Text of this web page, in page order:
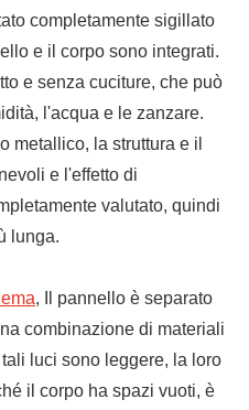
completamente sigillato
e il corpo sono integrati.
e senza cuciture, che può
l'acqua e le zanzare.
metallico, la struttura e il
e l'effetto di
valutato, quindi
lunga.
, Il pannello è separato
combinazione di materiali
luci sono leggere, la loro
il corpo ha spazi vuoti, è